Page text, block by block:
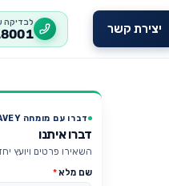
יצירת קשר לבדיקה
דברו עם מומחה SAVEY
דברו איתנו
השאירו פרטים ויועץ
שם מלא*